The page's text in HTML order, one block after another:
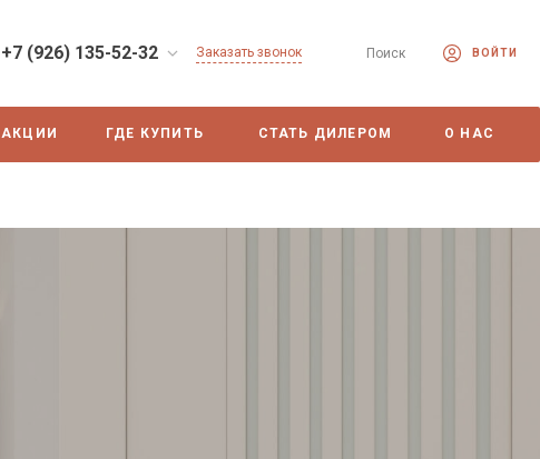
+7 (926) 135-52-32 Заказать звонок Поиск ВОЙТИ
АКЦИИ ГДЕ КУПИТЬ СТАТЬ ДИЛЕРОМ О НАС